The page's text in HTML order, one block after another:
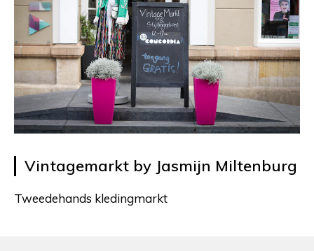
Vintagemarkt by Jasmijn Miltenburg
Tweedehands kledingmarkt